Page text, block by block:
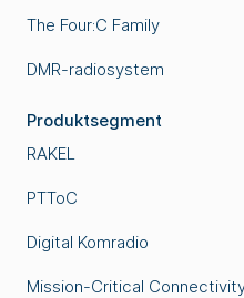
The Four:C Family
DMR-radiosystem
Produktsegment
RAKEL
PTToC
Digital Komradio
Mission-Critical